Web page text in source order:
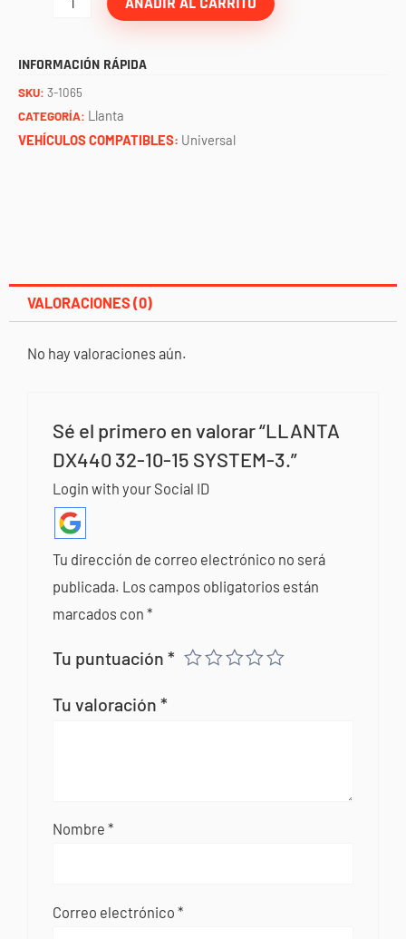
3.
cantidad
INFORMACIÓN RÁPIDA
SKU: 3-1065
CATEGORÍA: Llanta
VEHÍCULOS COMPATIBLES: Universal
VALORACIONES (0)
No hay valoraciones aún.
Sé el primero en valorar “LLANTA
DX440 32-10-15 SYSTEM-3.”
Login with your Social ID
Tu dirección de correo electrónico no será
publicada. Los campos obligatorios están
marcados con*
Tu puntuación*
Tu valoración*
Nombre*
Correo electrónico*